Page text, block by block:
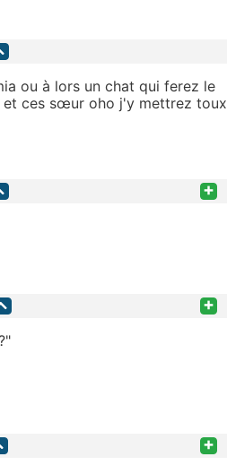
ou à lors un chat qui ferez le
et ces sœur oho j'y mettrez toux
+
+
+